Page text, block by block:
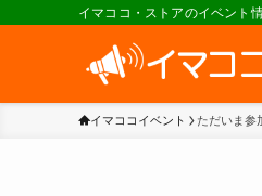
イマココ・ストアのイベント
イマココイベント ただいま参